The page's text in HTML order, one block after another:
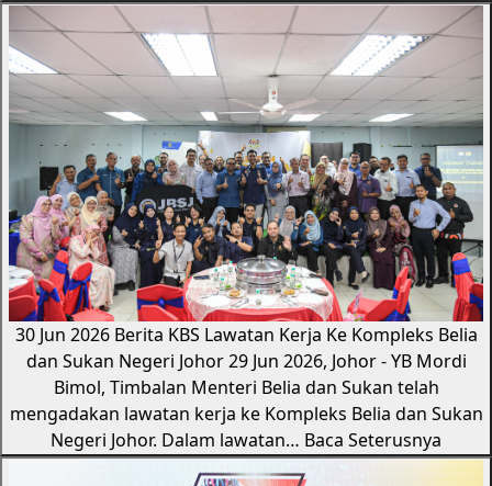
30 Jun 2026 Berita KBS Lawatan Kerja Ke Kompleks Belia
dan Sukan Negeri Johor 29 Jun 2026, Johor - YB Mordi
Bimol, Timbalan Menteri Belia dan Sukan telah
mengadakan lawatan kerja ke Kompleks Belia dan Sukan
Negeri Johor. Dalam lawatan… Baca Seterusnya